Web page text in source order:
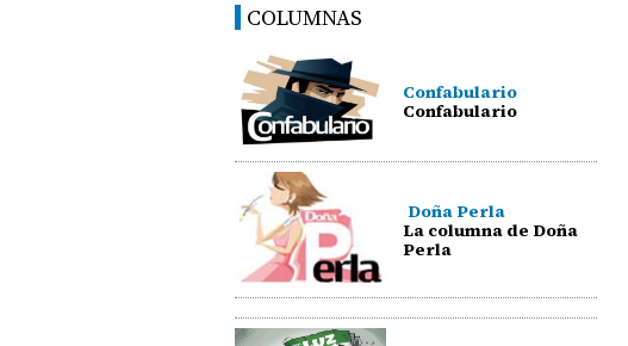
COLUMNAS
Confabulario
Confabulario
Doña Perla
La columna de Doña
Perla